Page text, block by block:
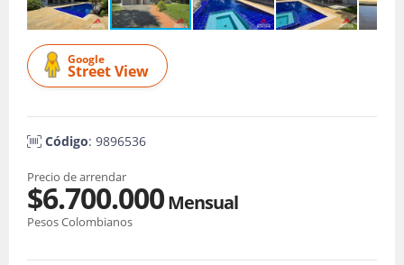
Google
Street View
Código: 9896536
Precio de arrendar
$6.700.000Mensual
Pesos Colombianos